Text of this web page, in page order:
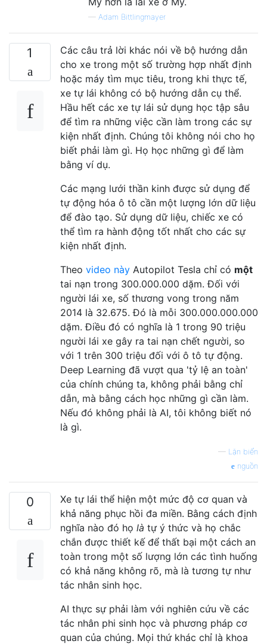
— Adam Bittlingmayer
1
Các câu trả lời khác nói về bộ hướng dẫn
cho xe trong một số trường hợp nhất định
hoặc máy tìm mục tiêu, trong khi thực tế,
xe tự lái không có bộ hướng dẫn cụ thể.
Hầu hết các xe tự lái sử dụng học tập sâu
để tìm ra những việc cần làm trong các sự
kiện nhất định. Chúng tôi không nói cho họ
biết phải làm gì. Họ học những gì để làm
bằng ví dụ.
Các mạng lưới thần kinh được sử dụng để
tự động hóa ô tô cần một lượng lớn dữ liệu
để đào tạo. Sử dụng dữ liệu, chiếc xe có
thể tìm ra hành động tốt nhất cho các sự
kiện nhất định.
Theo video này Autopilot Tesla chỉ có một
tai nạn trong 300.000.000 dặm. Đối với
người lái xe, số thương vong trong năm
2014 là 32.675. Đó là mỗi 300.000.000.000
dặm. Điều đó có nghĩa là 1 trong 90 triệu
người lái xe gây ra tai nạn chết người, so
với 1 trên 300 triệu đối với ô tô tự động.
Deep Learning đã vượt qua 'tỷ lệ an toàn'
của chính chúng ta, không phải bằng chỉ
dẫn, mà bằng cách học những gì cần làm.
Nếu đó không phải là AI, tôi không biết nó
là gì.
— Lặn biển
nguồn
0
Xe tự lái thể hiện một mức độ cơ quan và
khả năng phục hồi đa miền. Bằng cách định
nghĩa nào đó họ là tự ý thức và họ chắc
chắn được thiết kế để thất bại một cách an
toàn trong một số lượng lớn các tình huống
có khả năng không rõ, mà là tương tự như
tác nhân sinh học.
AI thực sự phải làm với nghiên cứu về các
tác nhân phi sinh học và phương pháp cơ
quan của chúng. Mọi thứ khác chỉ là khoa